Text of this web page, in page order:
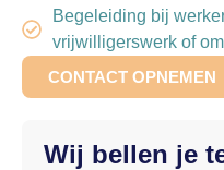
Wij bellen je
Begeleiding bij
vrijwilligerswerk of
CONTACT OPNEMEN